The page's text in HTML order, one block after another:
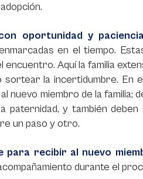
oportunidad y
en el tiempo.
encuentro. Aquí la familia
sortear la incertidumbre. En
nuevo miembro de la familia;
paternidad, y también
un paso y otro.
para recibir al nuevo
durante el